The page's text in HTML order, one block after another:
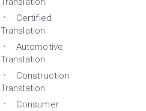
Certified
Translation
Automotive
Translation
Construction
Translation
Consumer